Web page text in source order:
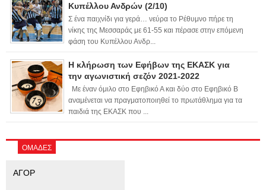
Κυπέλλου Ανδρών (2/10)
Σ ένα παιχνίδι για γερά… νεύρα το Ρέθυμνο πήρε τη
νίκης της Μεσσαράς με 61-55 και πέρασε στην επόμενη
φάση του Κυπέλλου Ανδρ...
Η κλήρωση των Εφήβων της ΕΚΑΣΚ για
την αγωνιστική σεζόν 2021-2022
Με έναν όμιλο στο Εφηβικό Α και δύο στο Εφηβικό Β
αναμένεται να πραγματοποιηθεί το πρωτάθλημα για τα
παιδιά της ΕΚΑΣΚ που ...
ΟΜΑΔΕΣ
ΑΓΟΡ